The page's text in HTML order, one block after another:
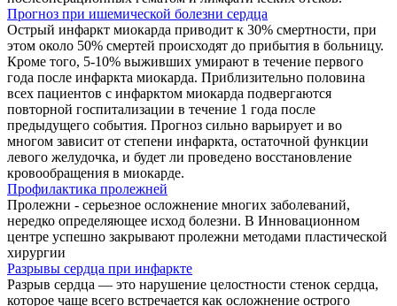
Прогноз при ишемической болезни сердца
Острый инфаркт миокарда приводит к 30% смертности, при
этом около 50% смертей происходят до прибытия в больницу.
Кроме того, 5-10% выживших умирают в течение первого
года после инфаркта миокарда. Приблизительно половина
всех пациентов с инфарктом миокарда подвергаются
повторной госпитализации в течение 1 года после
предыдущего события. Прогноз сильно варьирует и во
многом зависит от степени инфаркта, остаточной функции
левого желудочка, и будет ли проведено восстановление
кровообращения в миокарде.
Профилактика пролежней
Пролежни - серьезное осложнение многих заболеваний,
нередко определяющее исход болезни. В Инновационном
центре успешно закрывают пролежни методами пластической
хирургии
Разрывы сердца при инфаркте
Разрыв сердца — это нарушение целостности стенок сердца,
которое чаще всего встречается как осложнение острого